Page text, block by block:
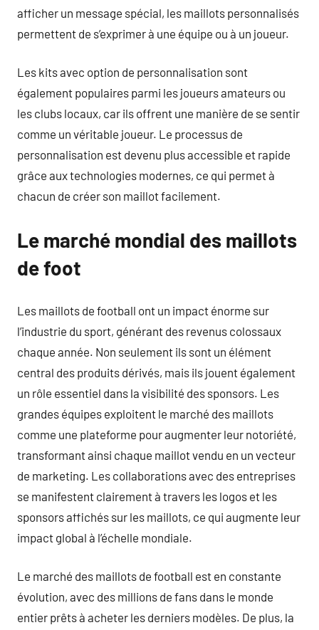
afficher un message spécial, les maillots personnalisés
permettent de s’exprimer à une équipe ou à un joueur.
Les kits avec option de personnalisation sont
également populaires parmi les joueurs amateurs ou
les clubs locaux, car ils offrent une manière de se sentir
comme un véritable joueur. Le processus de
personnalisation est devenu plus accessible et rapide
grâce aux technologies modernes, ce qui permet à
chacun de créer son maillot facilement.
Le marché mondial des maillots
de foot
Les maillots de football ont un impact énorme sur
l’industrie du sport, générant des revenus colossaux
chaque année. Non seulement ils sont un élément
central des produits dérivés, mais ils jouent également
un rôle essentiel dans la visibilité des sponsors. Les
grandes équipes exploitent le marché des maillots
comme une plateforme pour augmenter leur notoriété,
transformant ainsi chaque maillot vendu en un vecteur
de marketing. Les collaborations avec des entreprises
se manifestent clairement à travers les logos et les
sponsors affichés sur les maillots, ce qui augmente leur
impact global à l’échelle mondiale.
Le marché des maillots de football est en constante
évolution, avec des millions de fans dans le monde
entier prêts à acheter les derniers modèles. De plus, la